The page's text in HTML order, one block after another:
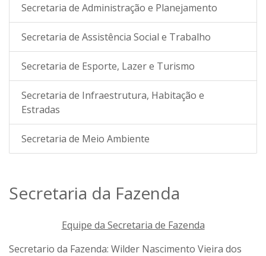
Secretaria de Administração e Planejamento
Secretaria de Assistência Social e Trabalho
Secretaria de Esporte, Lazer e Turismo
Secretaria de Infraestrutura, Habitação e
Estradas
Secretaria de Meio Ambiente
Secretaria da Fazenda
Equipe da Secretaria de Fazenda
Secretario da Fazenda: Wilder Nascimento Vieira dos